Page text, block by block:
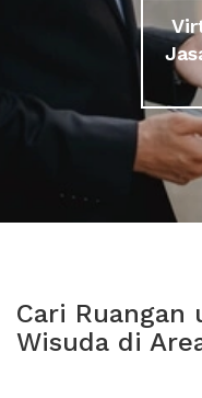
Cari Ruangan
Wisuda di